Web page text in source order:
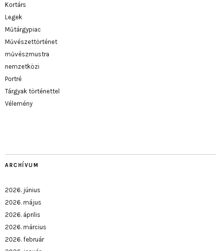
Kortárs
Legek
Műtárgypiac
Művészettörténet
művészmustra
nemzetközi
Portré
Tárgyak történettel
Vélemény
ARCHÍVUM
2026. június
2026. május
2026. április
2026. március
2026. február